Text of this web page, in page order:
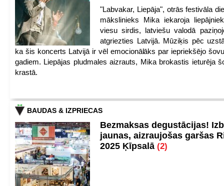
"Labvakar, Liepāja", otrās festivāla
mākslinieks Mika iekaroja
viesu sirdis, latviešu valodā
atgriezties Latvijā. Mūziķis pēc
ka šis koncerts Latvijā ir vēl emocionālāks par iepriekšējo
gadiem. Liepājas pludmales aizrauts, Mika brokastis ieturēja
krastā.
BAUDAS & IZPRIECAS
Bezmaksas degustācijas!
jaunas, aizraujošas garšas
2025 Ķīpsalā (2)